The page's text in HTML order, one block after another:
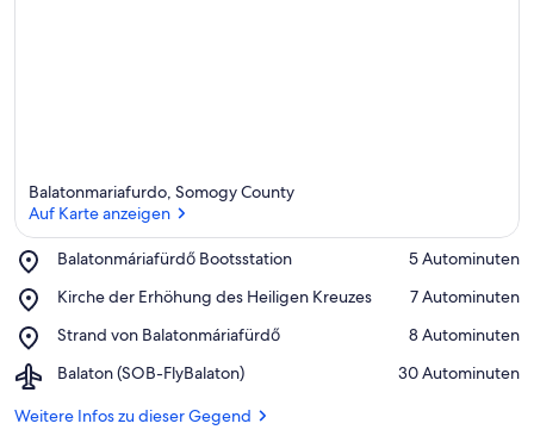
Balatonmariafurdo, Somogy County
Auf Karte anzeigen
Balatonmáriafürdő Bootsstation
Place,
Bootsstation
‪5 Autominuten‬
Kirche der Erhöhung des Heiligen Kreuzes
Place,
der
des
Kreuzes
‪7 Autominuten‬
Strand von Balatonmáriafürdő
Place,
von
‪8 Autominuten‬
Balaton (SOB-FlyBalaton)
Airport,
(SOB-
‪30 Autominuten‬
Weitere Infos zu dieser Gegend